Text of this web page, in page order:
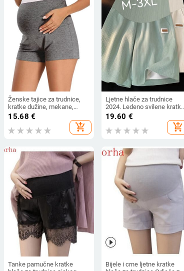
Ženske tajice za trudnice,
kratke dužine, mekane,
podesive struke, trudnička
odjeća, hlače Ropa Enceinte
Mujer Embarazada
15.68 €
add_shopping_cart
Ljetne hlače za trudnice
2024. Ledeno svilene kratke
hlače do koljena plus
veličine Trudničke hlače na
trbuhu Široke nogavice
Tajlandske trudničke hlače
19.60 €
add_shopping_cart
Tanke pamučne kratke
Bijele i crne ljetne kratke